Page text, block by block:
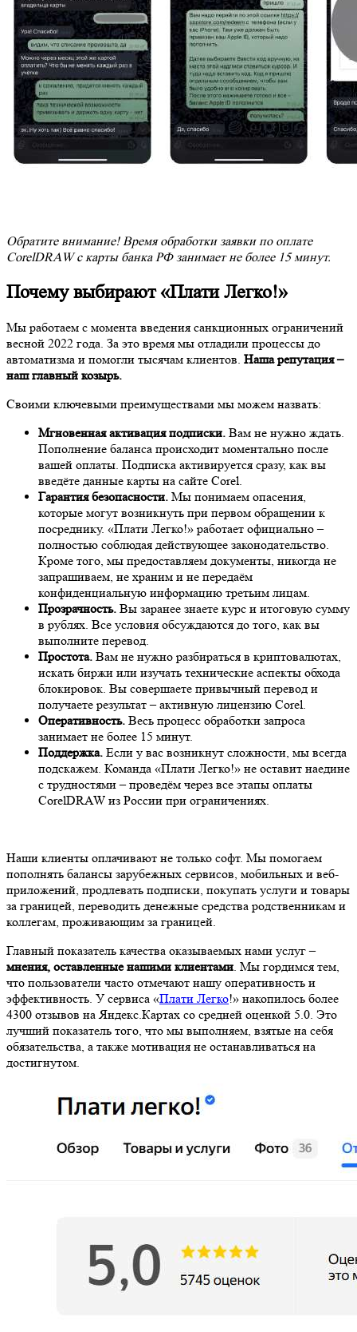
Обратите внимание! Время обработки заявки по оплате
CorelDRAW с карты банка РФ занимает не более 15 минут.
Почему выбирают «Плати Легко!»
Мы работаем с момента введения санкционных ограничений
весной 2022 года. За это время мы отладили процессы до
автоматизма и помогли тысячам клиентов. Наша репутация –
наш главный козырь.
Своими ключевыми преимуществами мы можем назвать:
Мгновенная активация подписки. Вам не нужно ждать.
Пополнение баланса происходит моментально после
вашей оплаты. Подписка активируется сразу, как вы
введёте данные карты на сайте Corel.
Гарантия безопасности. Мы понимаем опасения,
которые могут возникнуть при первом обращении к
посреднику. «Плати Легко!» работает официально –
полностью соблюдая действующее законодательство.
Кроме того, мы предоставляем документы, никогда не
запрашиваем, не храним и не передаём
конфиденциальную информацию третьим лицам.
Прозрачность. Вы заранее знаете курс и итоговую сумму
в рублях. Все условия обсуждаются до того, как вы
выполните перевод.
Простота. Вам не нужно разбираться в криптовалютах,
искать биржи или изучать технические аспекты обхода
блокировок. Вы совершаете привычный перевод и
получаете результат – активную лицензию Corel.
Оперативность. Весь процесс обработки запроса
занимает не более 15 минут.
Поддержка. Если у вас возникнут сложности, мы всегда
подскажем. Команда «Плати Легко!» не оставит наедине
с трудностями – проведём через все этапы оплаты
CorelDRAW из России при ограничениях.
Наши клиенты оплачивают не только софт. Мы помогаем
пополнять балансы зарубежных сервисов, мобильных и веб-
приложений, продлевать подписки, покупать услуги и товары
за границей, переводить денежные средства родственникам и
коллегам, проживающим за границей.
Главный показатель качества оказываемых нами услуг –
мнения, оставленные нашими клиентами. Мы гордимся тем,
что пользователи часто отмечают нашу оперативность и
эффективность. У сервиса «Плати Легко!» накопилось более
4300 отзывов на Яндекс.Картах со средней оценкой 5.0. Это
лучший показатель того, что мы выполняем, взятые на себя
обязательства, а также мотивация не останавливаться на
достигнутом.